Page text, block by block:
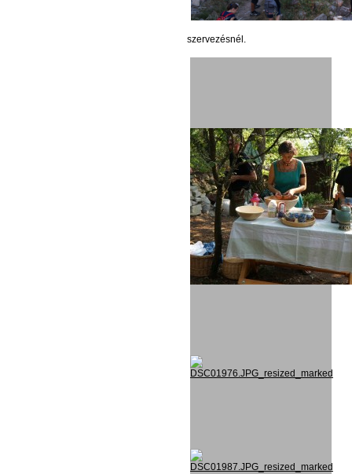
szervezésnél.